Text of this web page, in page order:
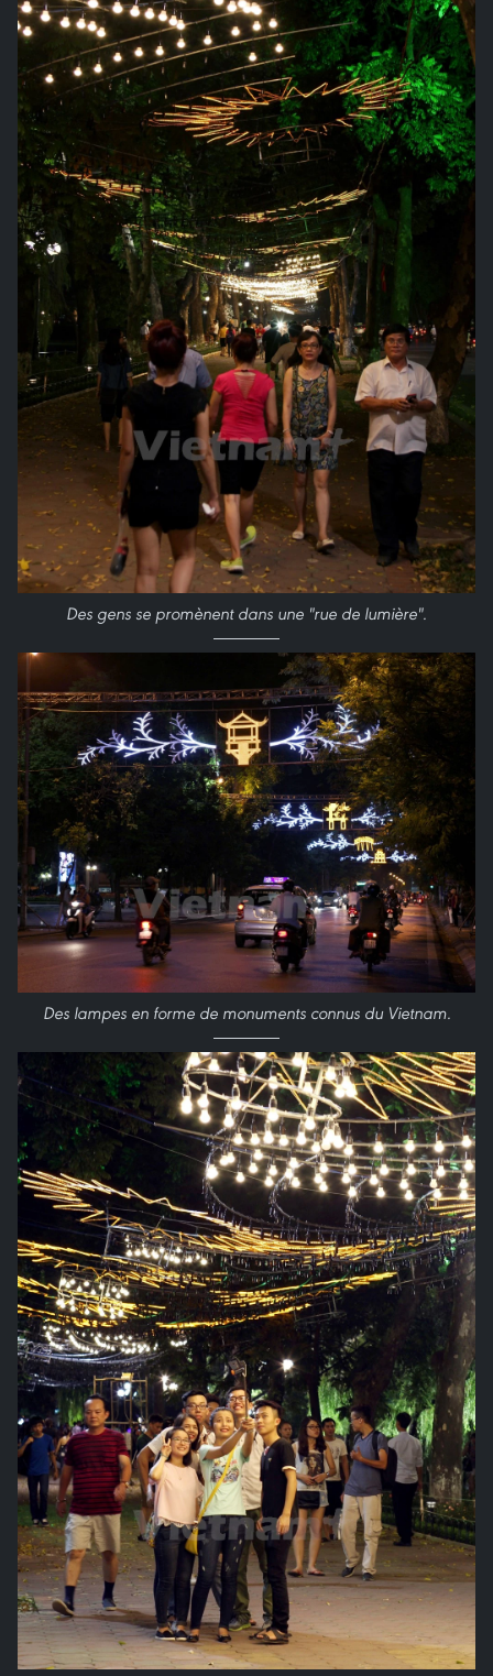
Des gens se promènent dans une "rue de lumière".
Des lampes en forme de monuments connus du Vietnam.